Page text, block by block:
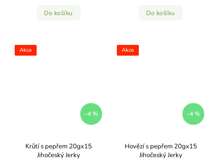
Do košíku Do košíku
Akce
–4 %
Krůtí s pepřem 20gx15
Jihočeský Jerky
Akce
–4 %
Hovězí s pepřem 20gx15
Jihočeský Jerky